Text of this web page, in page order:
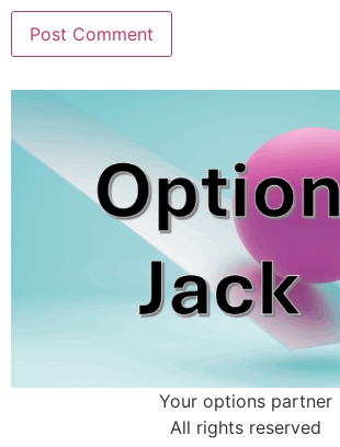
Your options partner
All rights reserved